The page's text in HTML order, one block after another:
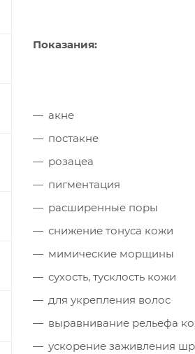
Показания:
акне
постакне
розацеа
пигментация
расширенные поры
снижение тонуса кожи
мимические морщины
сухость, тусклость кожи
для укрепления волос
выравнивание рельефа
ускорение заживления